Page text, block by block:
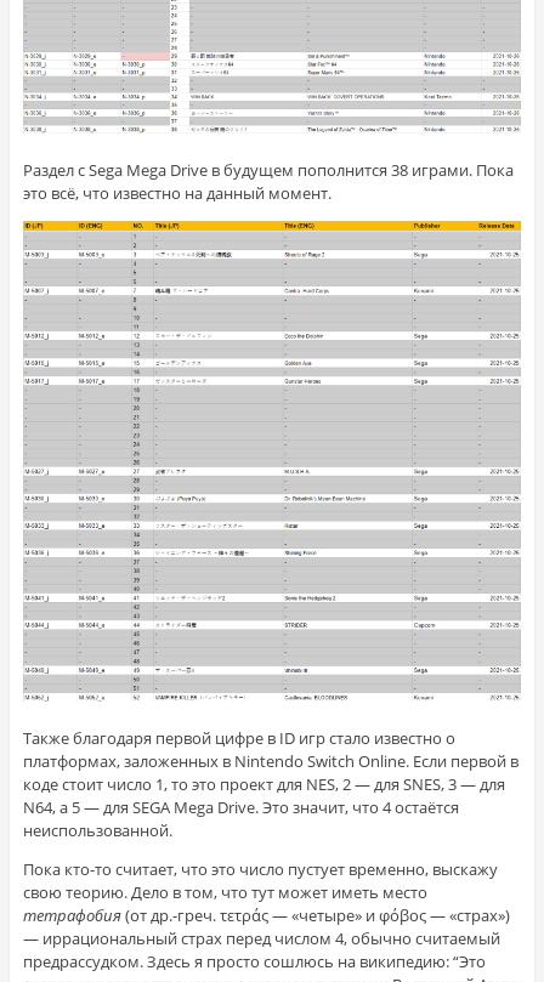
Раздел с Sega Mega Drive в будущем пополнится 38 играми. Пока
это всё, что известно на данный момент.
Также благодаря первой цифре в ID игр стало известно о
платформах, заложенных в Nintendo Switch Online. Если первой в
коде стоит число 1, то это проект для NES, 2 — для SNES, 3 — для
N64, а 5 — для SEGA Mega Drive. Это значит, что 4 остаётся
неиспользованной.
Пока кто-то считает, что это число пустует временно, выскажу
свою теорию. Дело в том, что тут может иметь место
тетрафобия(отдр.-греч.τετράς— «четыре» иφόβος— «страх»)
— иррациональный страх передчислом 4, обычно считаемый
предрассудком. Здесь я просто сошлюсь на википедию: “Это